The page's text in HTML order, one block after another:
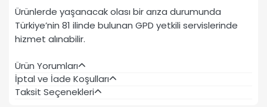
Ürünlerde yaşanacak olası bir arıza durumunda
Türkiye’nin 81 ilinde bulunan GPD yetkili servislerinde
hizmet alınabilir.
Ürün Yorumları
İptal ve İade Koşulları
Taksit Seçenekleri